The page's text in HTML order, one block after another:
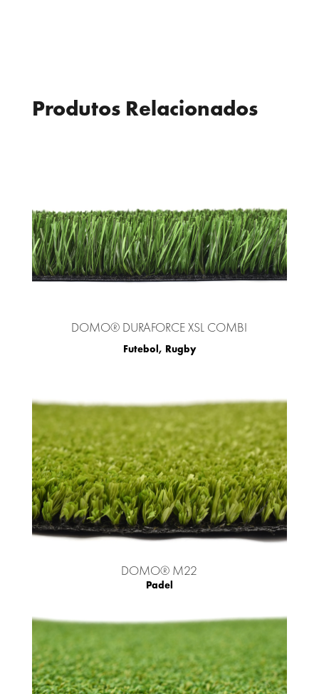
Produtos Relacionados
DOMO® DURAFORCE XSL COMBI
Futebol, Rugby
DOMO® M22
Padel